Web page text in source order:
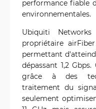
performance fiable
environnementales.
Ubiquiti
propriétaire
permettant
dépassant 1,2
grâce à des
traitement du
seulement